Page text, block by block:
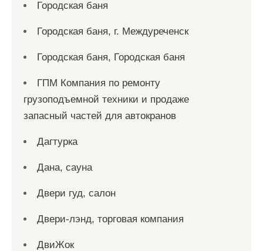
Городская баня
Городская баня, г. Междуреченск
Городская баня, Городская баня
ГПМ Компания по ремонту
грузоподъемной техники и продаже
запасный частей для автокранов
Дагтурка
Дана, сауна
Двери гуд, салон
Двери-лэнд, торговая компания
ДвиЖок